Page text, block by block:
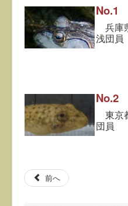
替
え
No.1
兵庫
浅団員
No.2
東京
団員
前へ